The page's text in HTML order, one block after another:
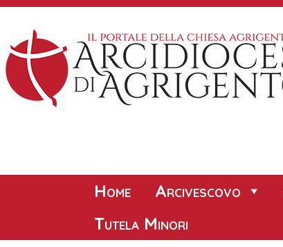
Skip
content
Home Arcivescovo
Tutela Minori